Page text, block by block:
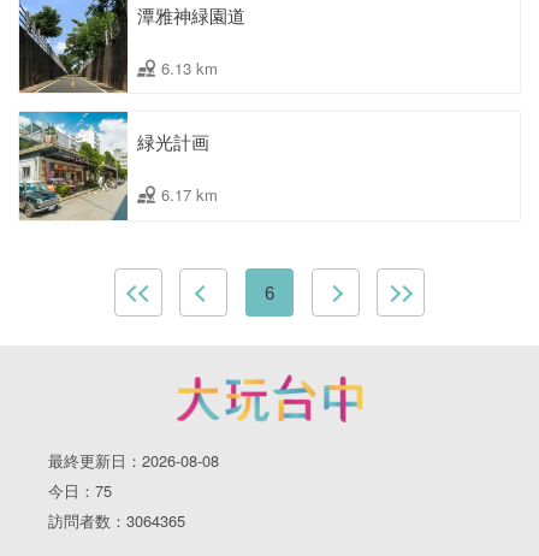
潭雅神緑園道
6.13 km
緑光計画
6.17 km
6
最終更新日：2026-08-08
今日：75
訪問者数：3064365